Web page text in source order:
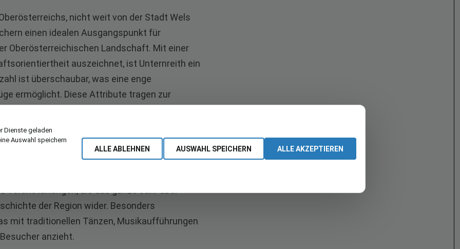
nicht weit von der Stadt Wels
einen idealen Ausgangspunkt für
Oberösterreichischen Landschaft. Mit einer
auszeichnet, ist Unternreith ein
ist überschaubar, was eine enge
ermöglicht. Diese Attribute tragen zur
sowohl der Einwohner als auch der Besucher
von Traditionen, die über Generationen
Veranstaltungen, die das ganze Jahr über
der Region wider. Besonders
mit traditionellen Tänzen, Musikaufführungen
anzieht.
Dienste geladen
Auswahl speichern
ALLE ABLEHNEN AUSWAHL SPEICHERN ALLE AKZEPTIEREN